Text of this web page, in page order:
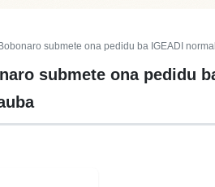
submete ona pedidu ba IGEADI
submete ona pedidu